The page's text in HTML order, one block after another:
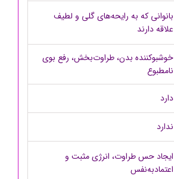
بانوانی که به رایحه‌های گلی و لطیف
علاقه دارند
خوشبوکننده بدن، طراوت‌بخش، رفع بوی
نامطبوع
دارد
ندارد
ایجاد حس طراوت، انرژی مثبت و
اعتمادبه‌نفس